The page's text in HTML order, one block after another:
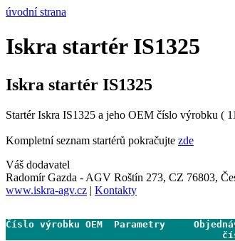
úvodní strana
Iskra startér IS1325
Iskra startér IS1325
Startér Iskra IS1325 a jeho OEM číslo výrobku (
Kompletní seznam startérů pokračujte zde
Váš dodavatel
Radomír Gazda - AGV Roštín 273, CZ 76803,
www.iskra-agv.cz | Kontakty
Číslo výrobku OEM  Parametry